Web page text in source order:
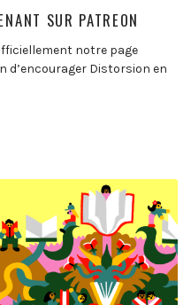
SUR PATREON
notre page
d’encourager Distorsion en